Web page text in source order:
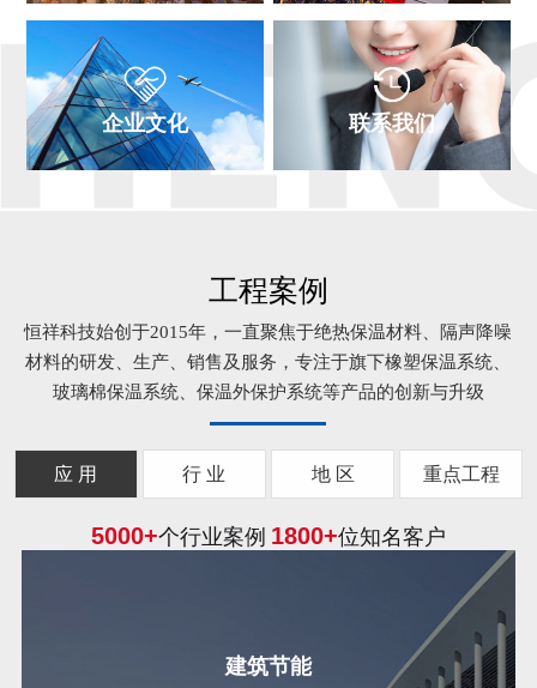
企业文化 联系我们
工程案例
恒祥科技始创于2015年，一直聚焦于绝热保温材料、隔声降噪
材料的研发、生产、销售及服务，专注于旗下橡塑保温系统、
玻璃棉保温系统、保温外保护系统等产品的创新与升级
应 用 行 业 地 区 重点工程
5000+个行业案例 1800+位知名客户
建筑节能